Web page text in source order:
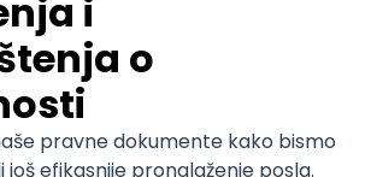
bezbednosti
osiguranje a.d.o.
i osobama sa invaliditetom